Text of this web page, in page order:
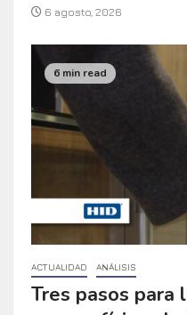
6 agosto, 2026
6 min read
ACTUALIDAD ANÁLISIS
Tres pasos